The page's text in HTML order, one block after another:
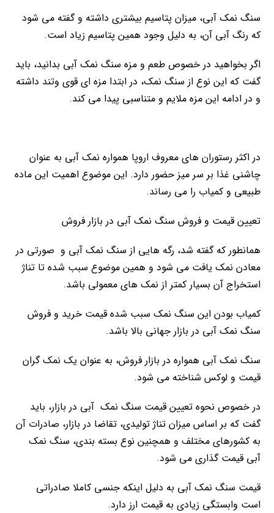
سنگ نمک آبی، میزان پتاسیم بیشتری داشته و گفته می شود
که رنگ آبی آن، به دلیل وجود همین پتاسیم زیاد است.
اگر بخواهید در خصوص طعم و مزه سنگ نمک آبی بدانید، باید
گفت که این نوع از سنگ نمک، در ابتدا مزه ای قوی وتند داشته
و در ادامه این مزه ملایم و متناسبی پیدا می کند.
در اکثر رستوران های معروف اروپا همواره نمک آبی به عنوان
چاشنی غذا بر سر میز حضور دارد. این موضوع اهمیت این ماده
طبیعی و کمیاب را می رساند.
تعیین قیمت و فروش سنگ نمک آبی در بازار فروش
همانطور که گفته شد، رگه هایی از سنگ نمک آبی و صورتی در
معادن نمک یافت می شود و همین موضوع سبب شده تا تناژ
استخراج آن بسیار کمتر از نمک های معمولی باشد.
کمیاب بودن این سنگ نمک سبب شده قیمت خرید و فروش
سنگ نمک آبی در بازار جهانی بالا باشد.
سنگ نمک آبی همواره در بازار فروش، به عنوان یک نمک گران
قیمت و لوکس شناخته می شود.
در خصوص نحوه تعیین قیمت سنگ نمک آبی در بازار، باید
گفت که بر اساس میزان تناژ تولیدی، تقاضا در بازار، صادرات آن
به کشورهای مختلف و همچنین نوع بسته بندی، سنگ نمک
آبی قیمت گذاری می شود.
قیمت سنگ نمک آبی به دلیل اینکه جنسی کاملا صادراتی
است وابستگی زیادی به قیمت ارز دارد.